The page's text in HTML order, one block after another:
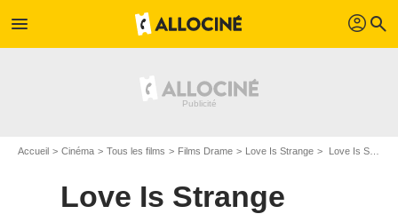
menu profil search
Accueil Cinéma Tous les films Films Drame Love Is Strange Love Is Strange en DVD Blu Ray
Love Is Strange